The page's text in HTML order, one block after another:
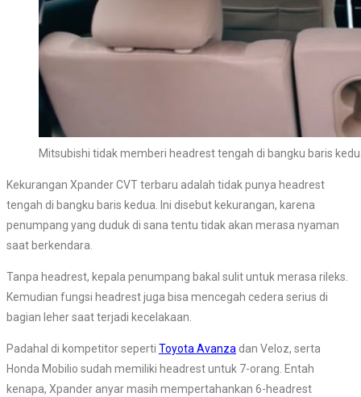
Mitsubishi tidak memberi headrest tengah di bangku baris
Kekurangan Xpander CVT terbaru adalah tidak punya headrest
tengah di bangku baris kedua. Ini disebut kekurangan, karena
penumpang yang duduk di sana tentu tidak akan merasa nyaman
saat berkendara.
Tanpa headrest, kepala penumpang bakal sulit untuk merasa rileks.
Kemudian fungsi headrest juga bisa mencegah cedera serius di
bagian leher saat terjadi kecelakaan.
Padahal di kompetitor seperti Toyota Avanza dan Veloz, serta
Honda Mobilio sudah memiliki headrest untuk 7-orang. Entah
kenapa, Xpander anyar masih mempertahankan 6-headrest